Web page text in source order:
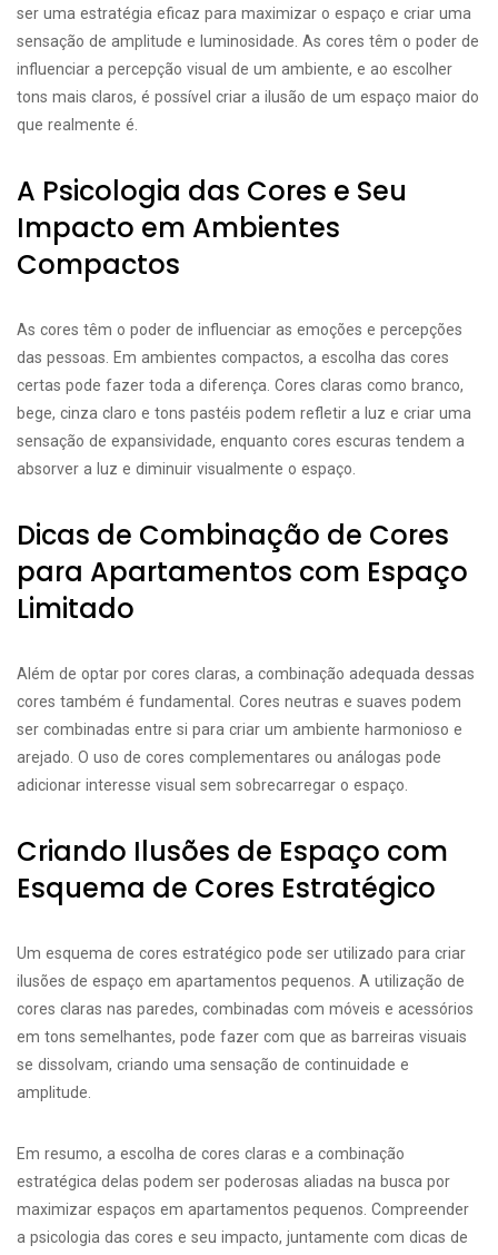
ser uma estratégia eficaz para maximizar o espaço e criar uma
sensação de amplitude e luminosidade. As cores têm o poder de
influenciar a percepção visual de um ambiente, e ao escolher
tons mais claros, é possível criar a ilusão de um espaço maior do
que realmente é.
A Psicologia das Cores e Seu
Impacto em Ambientes
Compactos
As cores têm o poder de influenciar as emoções e percepções
das pessoas. Em ambientes compactos, a escolha das cores
certas pode fazer toda a diferença. Cores claras como branco,
bege, cinza claro e tons pastéis podem refletir a luz e criar uma
sensação de expansividade, enquanto cores escuras tendem a
absorver a luz e diminuir visualmente o espaço.
Dicas de Combinação de Cores
para Apartamentos com Espaço
Limitado
Além de optar por cores claras, a combinação adequada dessas
cores também é fundamental. Cores neutras e suaves podem
ser combinadas entre si para criar um ambiente harmonioso e
arejado. O uso de cores complementares ou análogas pode
adicionar interesse visual sem sobrecarregar o espaço.
Criando Ilusões de Espaço com
Esquema de Cores Estratégico
Um esquema de cores estratégico pode ser utilizado para criar
ilusões de espaço em apartamentos pequenos. A utilização de
cores claras nas paredes, combinadas com móveis e acessórios
em tons semelhantes, pode fazer com que as barreiras visuais
se dissolvam, criando uma sensação de continuidade e
amplitude.
Em resumo, a escolha de cores claras e a combinação
estratégica delas podem ser poderosas aliadas na busca por
maximizar espaços em apartamentos pequenos. Compreender
a psicologia das cores e seu impacto, juntamente com dicas de